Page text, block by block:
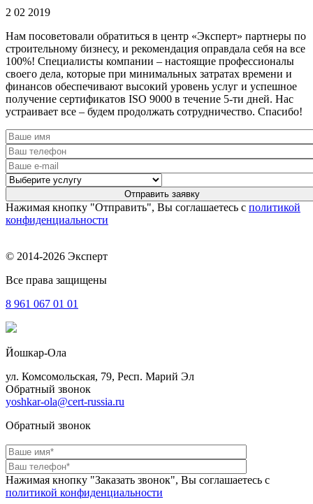
2 02 2019
Нам посоветовали обратиться в центр «Эксперт» партнеры по
строительному бизнесу, и рекомендация оправдала себя на все
100%! Специалисты компании – настоящие профессионалы
своего дела, которые при минимальных затратах времени и
финансов обеспечивают высокий уровень услуг и успешное
получение сертификатов ISO 9000 в течение 5-ти дней. Нас
устраивает все – будем продолжать сотрудничество. Спасибо!
Нажимая кнопку "Отправить", Вы соглашаетесь с политикой
конфиденциальности
© 2014-2026 Эксперт
Все права защищены
8 961 067 01 01
Йошкар-Ола
ул. Комсомольская, 79, Респ. Марий Эл
Обратный звонок
yoshkar-ola@cert-russia.ru
Обратный звонок
Нажимая кнопку "Заказать звонок", Вы соглашаетесь с
политикой конфиденциальности